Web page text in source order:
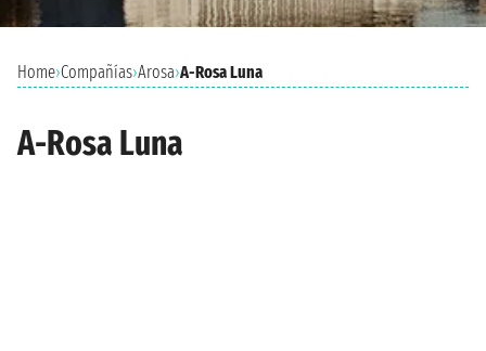
Home›Compañías›Arosa›A-Rosa Luna
A-Rosa Luna